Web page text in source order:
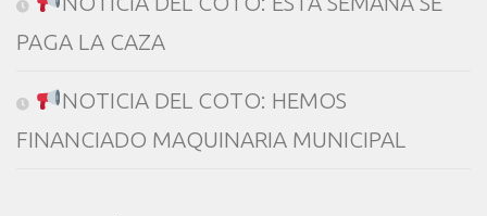
PAGA LA CAZA
NOTICIA DEL COTO: HEMOS
FINANCIADO MAQUINARIA MUNICIPAL